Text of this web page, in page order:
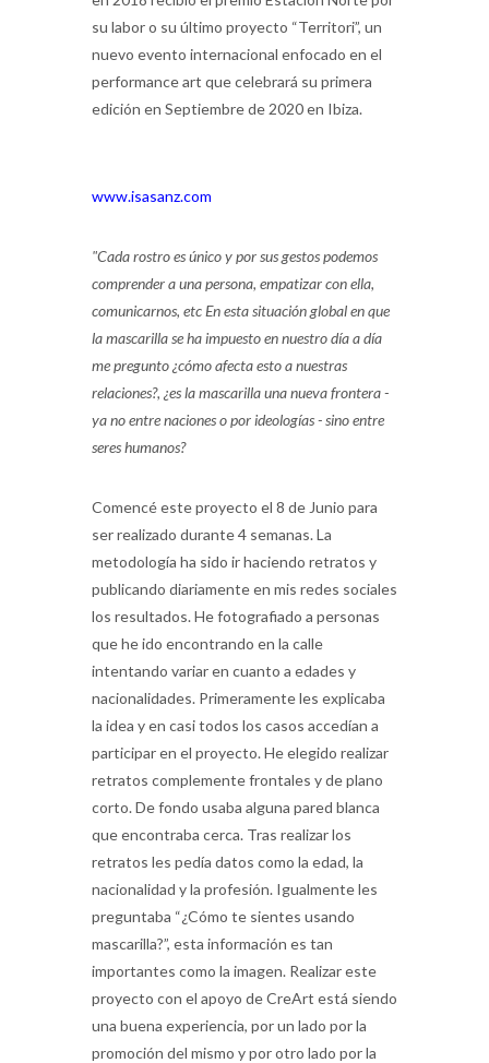
su labor o su último proyecto “Territori”, un
nuevo evento internacional enfocado en el
performance art que celebrará su primera
edición en Septiembre de 2020 en Ibiza.
www.isasanz.com
"Cada rostro es único y por sus gestos podemos
comprender a una persona, empatizar con ella,
comunicarnos, etc En esta situación global en que
la mascarilla se ha impuesto en nuestro día a día
me pregunto ¿cómo afecta esto a nuestras
relaciones?, ¿es la mascarilla una nueva frontera -
ya no entre naciones o por ideologías - sino entre
seres humanos?
Comencé este proyecto el 8 de Junio para
ser realizado durante 4 semanas. La
metodología ha sido ir haciendo retratos y
publicando diariamente en mis redes sociales
los resultados. He fotografiado a personas
que he ido encontrando en la calle
intentando variar en cuanto a edades y
nacionalidades. Primeramente les explicaba
la idea y en casi todos los casos accedían a
participar en el proyecto. He elegido realizar
retratos complemente frontales y de plano
corto. De fondo usaba alguna pared blanca
que encontraba cerca. Tras realizar los
retratos les pedía datos como la edad, la
nacionalidad y la profesión. Igualmente les
preguntaba “¿Cómo te sientes usando
mascarilla?”, esta información es tan
importantes como la imagen. Realizar este
proyecto con el apoyo de CreArt está siendo
una buena experiencia, por un lado por la
promoción del mismo y por otro lado por la